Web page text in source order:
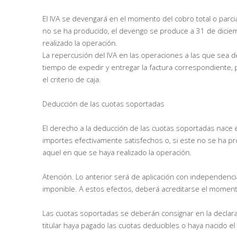
El IVA se devengará en el momento del cobro total o
no se ha producido, el devengo se produce a 31 de
realizado la operación.
La repercusión del IVA en las operaciones a las que sea
tiempo de expedir y entregar la factura
el criterio de caja.
Deducción de las cuotas soportadas
El derecho a la deducción de las cuotas soportadas
importes efectivamente satisfechos o, si este no se ha
aquel en que se haya realizado la operación.
Atención. Lo anterior será de aplicación con
imponible. A estos efectos, deberá acreditarse el
Las cuotas soportadas se deberán consignar en la
titular haya pagado las cuotas deducibles o haya nacido